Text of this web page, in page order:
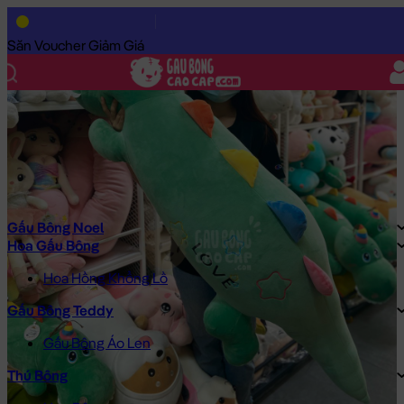
Săn Voucher Giảm Giá
Gấu Bông Noel
Hoa Gấu Bông
Hoa Hồng Khổng Lồ
Gấu Bông Teddy
Gấu Bông Áo Len
Thú Bông
Trang Chủ